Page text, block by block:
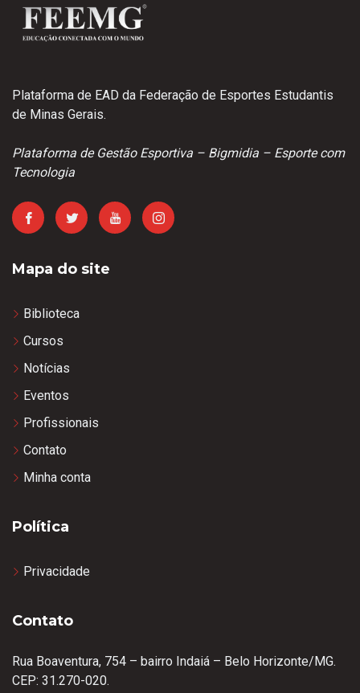
Plataforma de EAD da Federação de Esportes Estudantis
de Minas Gerais.
Plataforma de Gestão Esportiva – Bigmidia – Esporte com
Tecnologia
Mapa do site
Biblioteca
Cursos
Notícias
Eventos
Profissionais
Contato
Minha conta
Política
Privacidade
Contato
Rua Boaventura, 754 – bairro Indaiá – Belo Horizonte/MG.
CEP: 31.270-020.